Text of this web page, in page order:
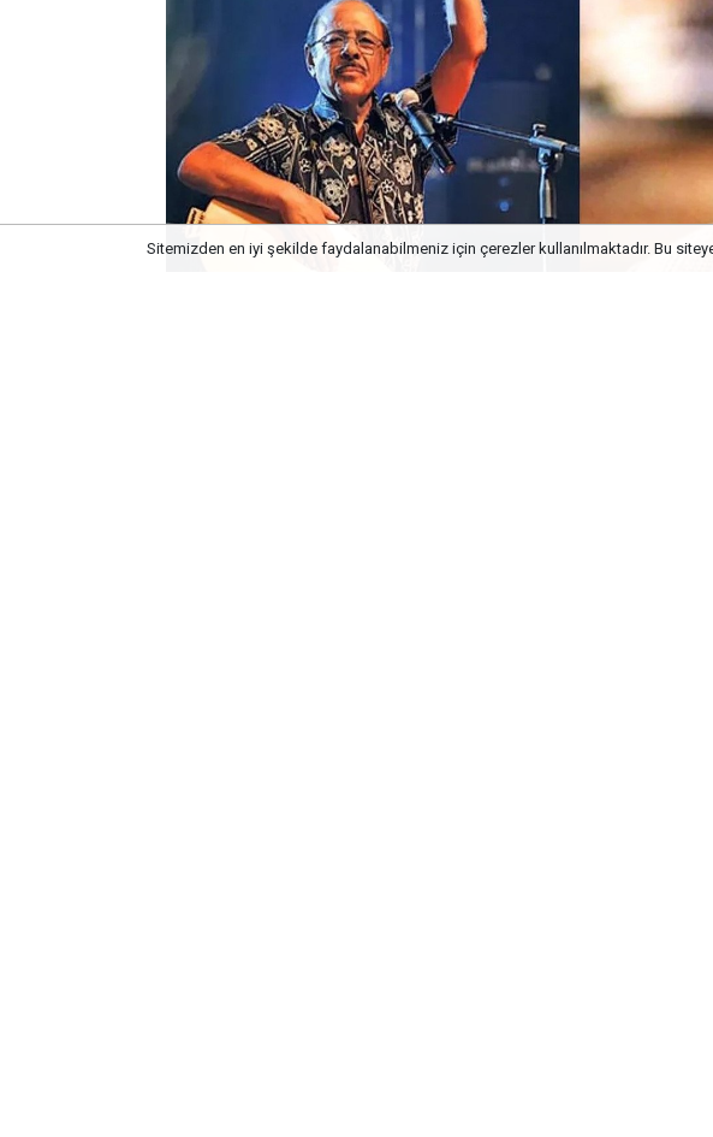
Sitemizden en iyi şekilde faydalanabilmeniz için çerezler kullanılmaktadır. Bu